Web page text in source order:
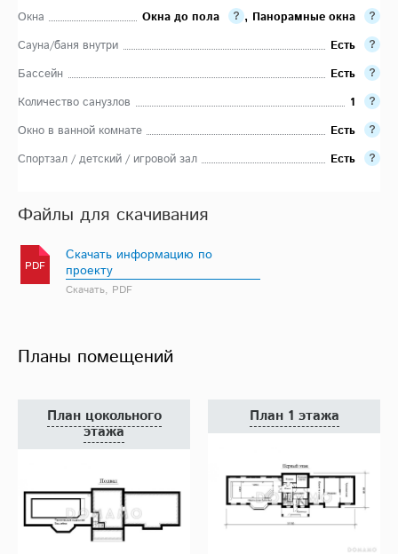
Окна Окна до пола , Панорамные окна
Сауна/баня внутри
Есть
Бассейн
Есть
Количество санузлов
1
Окно в ванной комнате
Есть
Спортзал / детский / игровой зал
Есть
Файлы для скачивания
PDF
Скачать информацию по
проекту
Скачать, PDF
Планы помещений
План цокольного
этажа
План 1 этажа